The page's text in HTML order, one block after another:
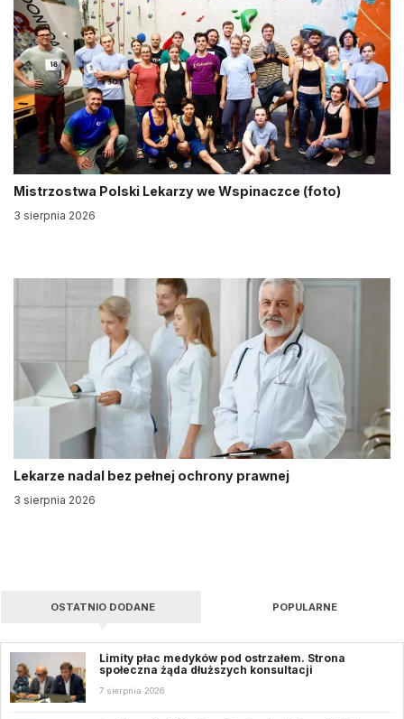
Mistrzostwa Polski Lekarzy we Wspinaczce (foto)
3 sierpnia 2026
Lekarze nadal bez pełnej ochrony prawnej
3 sierpnia 2026
OSTATNIO DODANE POPULARNE
Limity płac medyków pod ostrzałem. Strona
społeczna żąda dłuższych konsultacji
7 sierpnia 2026